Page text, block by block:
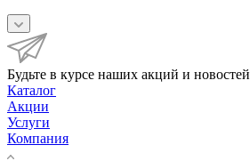
Будьте в курсе наших акций и новостей
Каталог
Акции
Услуги
Компания